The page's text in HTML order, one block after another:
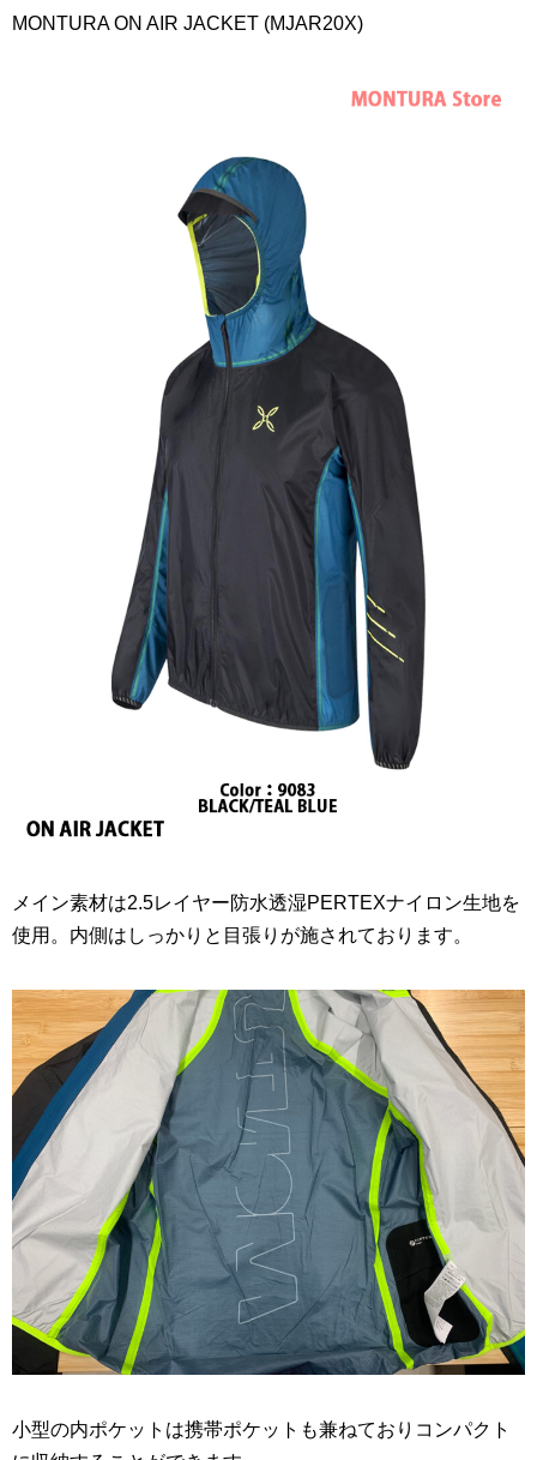
MONTURA ON AIR JACKET (MJAR20X)
メイン素材は2.5レイヤー防水透湿PERTEXナイロン生地を
使用。内側はしっかりと目張りが施されております。
小型の内ポケットは携帯ポケットも兼ねておりコンパクト